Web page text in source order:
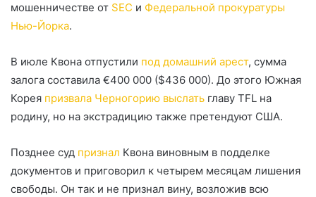
мошенничестве от SEC и Федеральной прокуратуры
Нью-Йорка.
В июле Квона отпустили под домашний арест, сумма
залога составила €400 000 ($436 000). До этого Южная
Корея призвала Черногорию выслать главу TFL на
родину, но на экстрадицию также претендуют США.
Позднее суд признал Квона виновным в подделке
документов и приговорил к четырем месяцам лишения
свободы. Он так и не признал вину, возложив всю